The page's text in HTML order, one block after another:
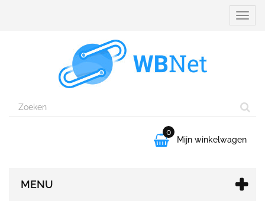

0
Mijn winkelwagen
MENU